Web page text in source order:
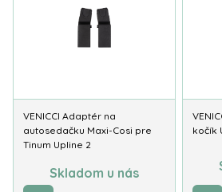
Prečo si rodičia vyberajú
prémiový dizajn a kvalitné
komfortné riešenia pre dieťa
praktické skladanie a
bohatá výbava už v
moderné materiály a
prevedenia
VENICCI Adaptér na
autosedačku Maxi-Cosi pre
Tinum Upline 2
Skladom u nás
kočík